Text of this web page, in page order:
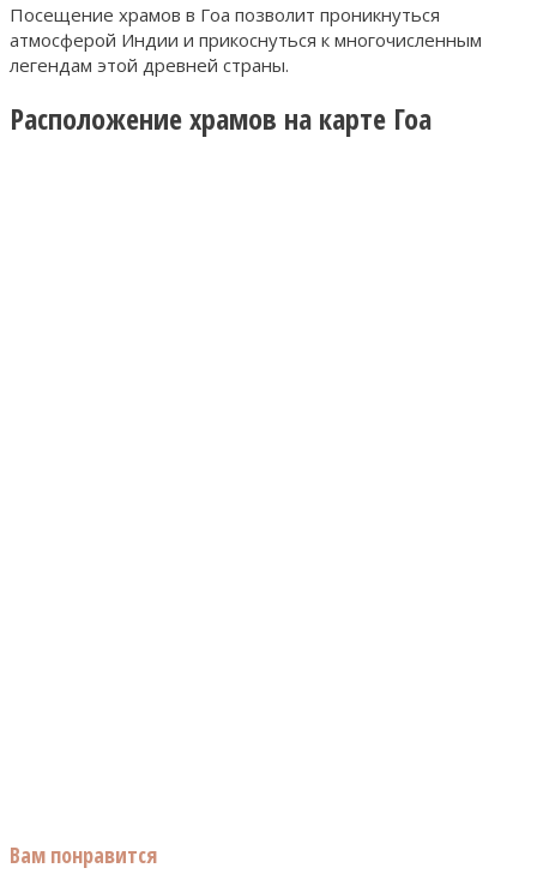
Посещение храмов в Гоа позволит проникнуться
атмосферой Индии и прикоснуться к многочисленным
легендам этой древней страны.
Расположение храмов на карте Гоа
Вам понравится